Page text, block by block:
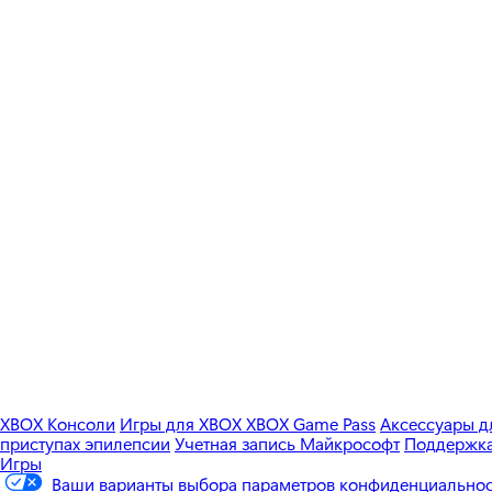
XBOX Консоли Игры для XBOXXBOX Game PassАксессуары
приступах эпилепсии Учетная запись Майкрософт
Игры
Ваши варианты выбора параметров